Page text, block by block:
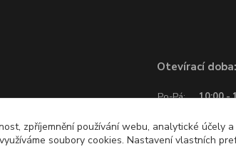
Otevírací doba:
Po-Pá: 10:00 -
zpříjemnění používání webu, analytické účely
soubory cookies. Nastavení vlastních